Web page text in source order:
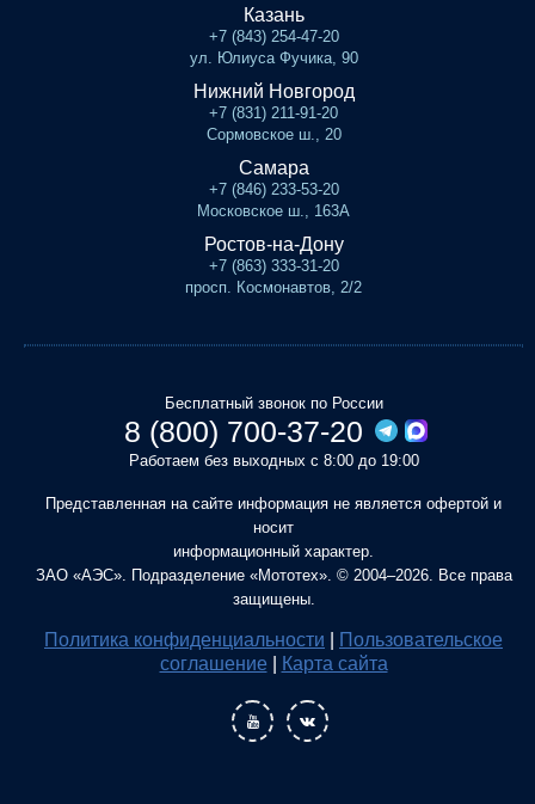
Казань
+7 (843) 254-47-20
ул. Юлиуса Фучика, 90
Нижний Новгород
+7 (831) 211-91-20
Сормовское ш., 20
Самара
+7 (846) 233-53-20
Московское ш., 163А
Ростов-на-Дону
+7 (863) 333-31-20
просп. Космонавтов, 2/2
Бесплатный звонок по России
8 (800) 700-37-20
Работаем без выходных с 8:00 до 19:00
Представленная на сайте информация не является офертой и
носит
информационный характер.
ЗАО «АЭС». Подразделение «Мототех». © 2004–2026. Все права
защищены.
Политика конфиденциальности
Пользовательское
соглашение
Карта сайта